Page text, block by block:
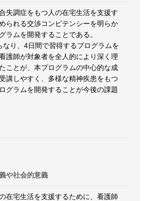
失調症をもつ人の在宅生活を支援す
られる交渉コンピテンシーを明らか
ラムを開発することである。
なり、4日間で習得するプログラムを
護師が対象者を全人的により深く理
ことが、本プログラムの中心的な成
講しやすく、多様な精神疾患をもつ
グラムを開発することが今後の課題
や社会的意義
在宅生活を支援するために、看護師